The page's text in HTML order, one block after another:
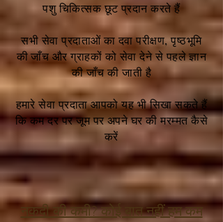
पशु चिकित्सक छूट प्रदान करते हैं
सभी सेवा प्रदाताओं का दवा परीक्षण, पृष्ठभूमि
की जाँच और ग्राहकों को सेवा देने से पहले ज्ञान
की जाँच की जाती है
हमारे सेवा प्रदाता आपको यह भी सिखा सकते हैं
कि कम दर पर जूम पर अपने घर की मरम्मत कैसे
करें
नकदी की कमी? कोई बात नहीं हम कम